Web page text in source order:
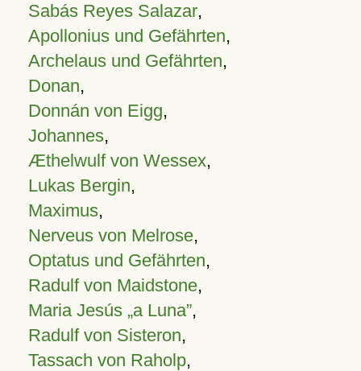
Sabás Reyes Salazar,
Apollonius und Gefährten,
Archelaus und Gefährten,
Donan,
Donnán von Eigg,
Johannes,
Æthelwulf von Wessex,
Lukas Bergin,
Maximus,
Nerveus von Melrose,
Optatus und Gefährten,
Radulf von Maidstone,
Maria Jesús „a Luna”,
Radulf von Sisteron,
Tassach von Raholp,